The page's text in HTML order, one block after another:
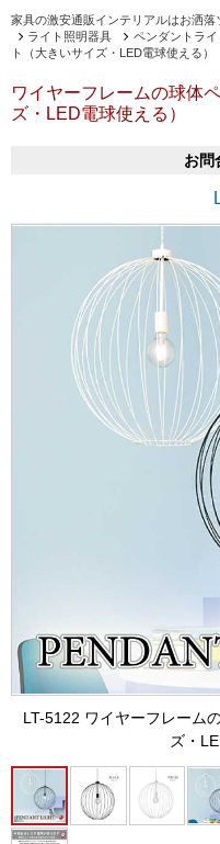
家具の激安通販インテリアルはお洒
ライト照明器具
ペンダントライ
ト（大きいサイズ・LED電球使える）
ワイヤーフレームの球体
ズ・LED電球使える）
お問
LT-5122 ワイヤーフレーム
ズ・